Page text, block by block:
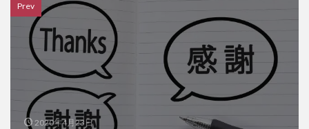
Prev
2020年4月23日